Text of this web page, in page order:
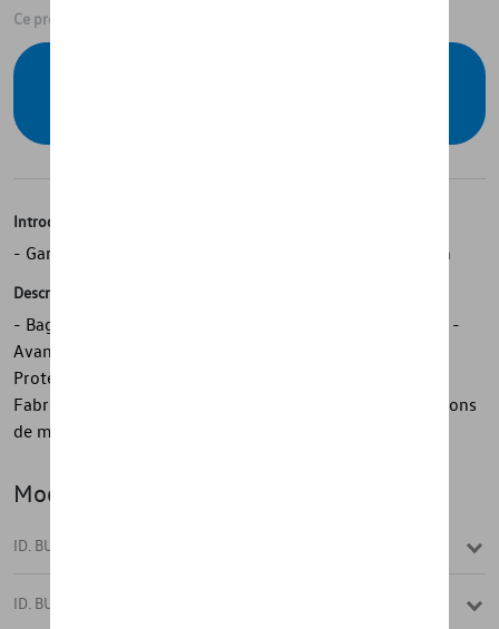
Ce produit n'est actuellement pas de stock
Introduction
- Garnitures de seuil en aluminium d'origine Volkswagen
Description
- Baguettes de seuil en aluminium Volkswagen d'origine -
Avant, en 2 parties - Améliore visuellement le véhicule -
Protège contre les rayures autour du seuil de porte -
Fabriqué sur mesure - Facile à coller - Avec des instructions
de montage détaillées
Modèle(s)
ID. BUZZ
ID. BUZZ CARGO